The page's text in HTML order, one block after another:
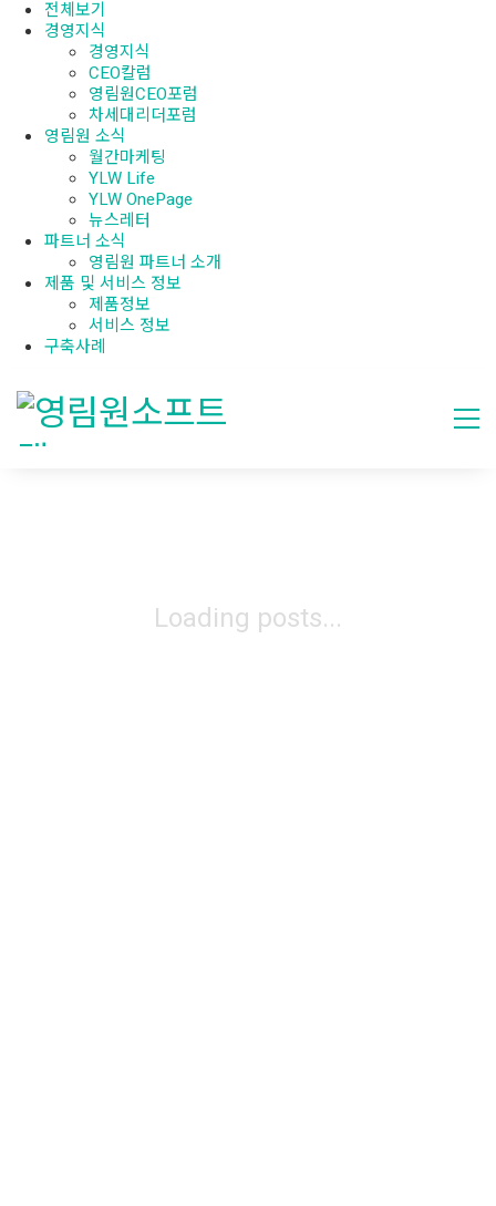
전체보기
경영지식
경영지식
CEO칼럼
영림원CEO포럼
차세대리더포럼
영림원 소식
월간마케팅
YLW Life
YLW OnePage
뉴스레터
파트너 소식
영림원 파트너 소개
제품 및 서비스 정보
제품정보
서비스 정보
구축사례
Loading posts...